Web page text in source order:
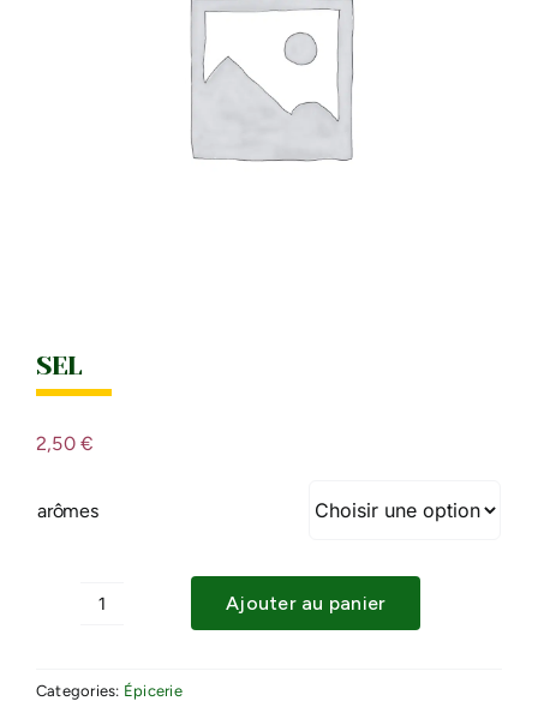
SEL
2,50€
arômes
SEL
Ajouter au panier
Categories: Épicerie